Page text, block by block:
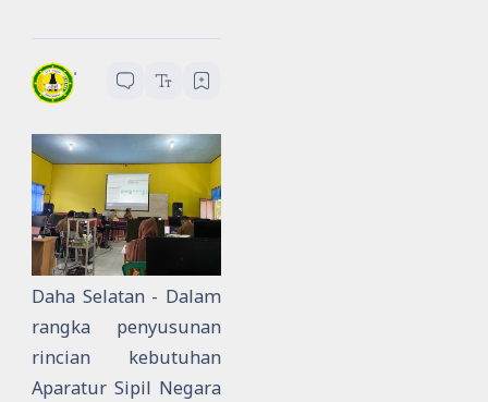
SLBN Daha Selatan
menit baca
Daha Selatan - Dalam
rangka penyusunan
rincian kebutuhan
Aparatur Sipil Negara